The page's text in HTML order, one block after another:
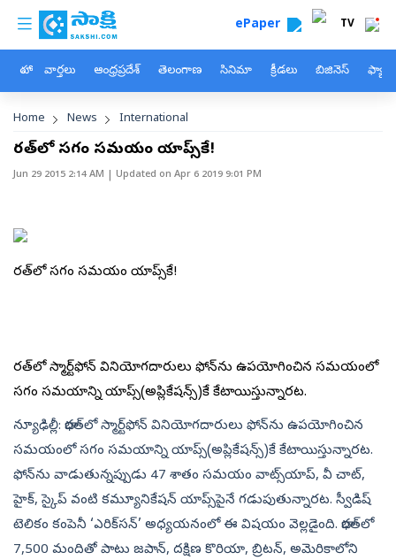
Skip to main content
custom menu ePaper TV
హోం వార్తలు ఆంధ్రప్రదేశ్ తెలంగాణ సినిమా క్రీడలు బిజినెస్
Breadcrumb
Home News International
భారత్‌లో సగం సమయం యాప్స్‌కే!
Jun 29 2015 2:14 AM | Updated on Apr 6 2019 9:01 PM
భారత్‌లో సగం సమయం యాప్స్‌కే!
భారత్‌లో స్మార్ట్‌ఫోన్ వినియోగదారులు ఫోన్‌ను ఉపయోగించిన సమయంలో
సగం సమయాన్ని యాప్స్(అప్లికేషన్స్)కే కేటాయిస్తున్నారట.
న్యూఢిల్లీ: భారత్‌లో స్మార్ట్‌ఫోన్ వినియోగదారులు ఫోన్‌ను ఉపయోగించిన
సమయంలో సగం సమయాన్ని యాప్స్(అప్లికేషన్స్)కే కేటాయిస్తున్నారట.
ఫోన్‌ను వాడుతున్నప్పుడు 47 శాతం సమయం వాట్స్‌యాప్, వీ చాట్,
హైక్, స్కైప్ వంటి కమ్యూనికేషన్ యాప్స్‌పైనే గడుపుతున్నారట. స్వీడిష్
టెలికం కంపెనీ ‘ఎరిక్‌సన్’ అధ్యయనంలో ఈ విషయం వెల్లడైంది. భారత్‌లో
7,500 మందితో పాటు జపాన్, దక్షిణ కొరియా, బ్రిటన్, అమెరికాలోని